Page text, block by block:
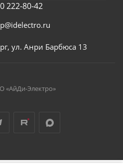
222-80-42
ул. Анри Барбюса 13
«АйДи-Электро»